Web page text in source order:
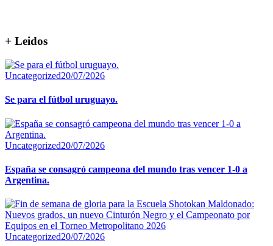
+ Leidos
Uncategorized20/07/2026
Se para el fútbol uruguayo.
Uncategorized20/07/2026
España se consagró campeona del mundo tras vencer 1-0 a
Argentina.
Uncategorized20/07/2026